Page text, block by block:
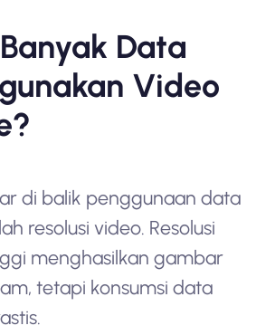
Data
Video
di balik penggunaan data
resolusi video. Resolusi
menghasilkan gambar
tetapi konsumsi data